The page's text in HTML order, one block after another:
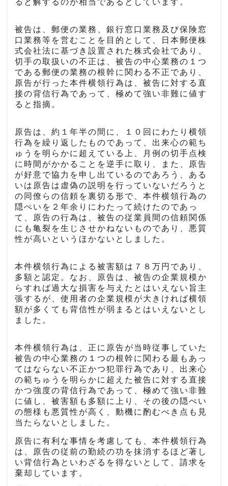
被告は、郵便の業務、銀行窓口業務及び保険窓
口業務等を営むことを目的として、日本郵便株
式会社法に基づき設置された株式会社であり、
切手の取扱いの不正は、被告の中心業務の１つ
である郵便の業務の根幹に関わる不正であり、
原告が行った本件横領行為は、被告に対する直
接の背信行為であって、極めて強い非難に値す
ると指摘。
原告は、約１年半の間に、１０回にわたり横領
行為を繰り返したものであって、出来心の範ち
ゅうを明らかに超えている上、月例の切手点検
に時間がかかることを逆手に取り、また、原告
が好意で協力を申し出ているのであろう、ある
いは原告は虚偽の説明を行っていないだろうと
の同僚らの信頼を裏切る形で、本件横領行為の
隠ぺいを２年余りにわたって続けたのであっ
て、原告の行為は、被告の従業員間の信頼関係
にも亀裂を生じさせかねないものであり、悪質
性が高いというほかないとしました。
本件横領行為による被害額は７８万円であり、
多額と認定。なお、原告は、被告の企業規模か
らすれば過大な損害を与えたとはいえない旨主
張するが、使用者の企業規模が大きければ横領
額が多くても背信性が弱まるとはいえないとし
ました。
本件横領行為は、正に原告が当時従事していた
被告の中心業務の１つの根幹に関わる最もあっ
てはならない不正かつ犯罪行為であり、出来心
の範ちゅうを明らかに超えた被告に対する直接
かつ強度の背信行為であって、極めて強い非難
に値し、被害額も多額に上り、その後の隠ぺい
の態様も悪質性が高く、動機に酌むべき点も見
当たらないとしました。
原告に有利な事情を考慮しても、本件横領行為
は、原告の従前の勤続の功を抹消するほど著し
い背信行為といわざるを得ないとして、請求を
棄却しています。